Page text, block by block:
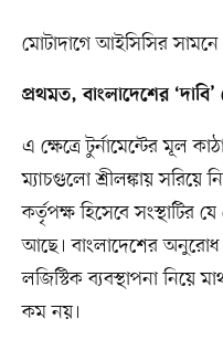
মোটাদাগে আইসিসির
প্রথমত, বাংলাদেশের
এ ক্ষেত্রে টুর্নামেন্টের মূল
ম্যাচগুলো শ্রীলঙ্কায় সরিয়ে
কর্তৃপক্ষ হিসেবে সংস্থাটির
আছে। বাংলাদেশের
লজিস্টিক ব্যবস্থাপনা নিয়ে
কম নয়।